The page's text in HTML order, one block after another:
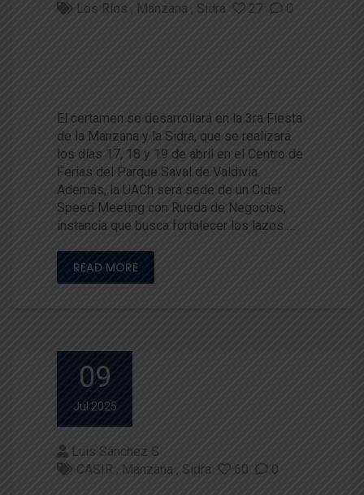
Los Ríos
Manzana Sidra 27 0
El certamen se desarrollará en la 3ra Fiesta
de la Manzana y la Sidra, que se realizará
los días 17, 18 y 19 de abril en el Centro de
Ferias del Parque Saval de Valdivia.
Además, la UACh será sede de un Cider
Speed Meeting con Rueda de Negocios,
instancia que busca fortalecer los lazos …
READ MORE
09
Jul 2025
Luis Sánchez S
CASIR
Manzana Sidra 60 0